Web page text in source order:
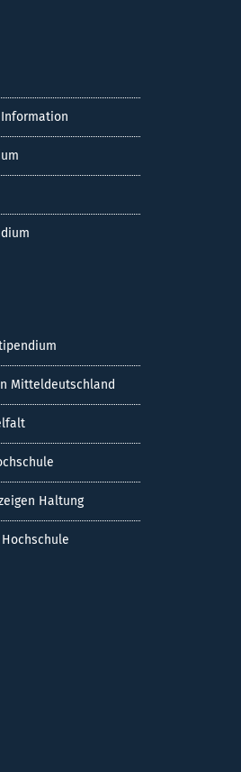
Mitteldeutschland
Haltung